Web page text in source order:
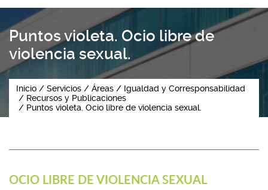
Puntos violeta. Ocio libre de
violencia sexual.
Inicio Servicios Áreas
Igualdad y Corresponsabilidad
Recursos y Publicaciones
Puntos violeta. Ocio libre de violencia sexual.
OCIO LIBRE DE VIOLENCIA SEXUAL